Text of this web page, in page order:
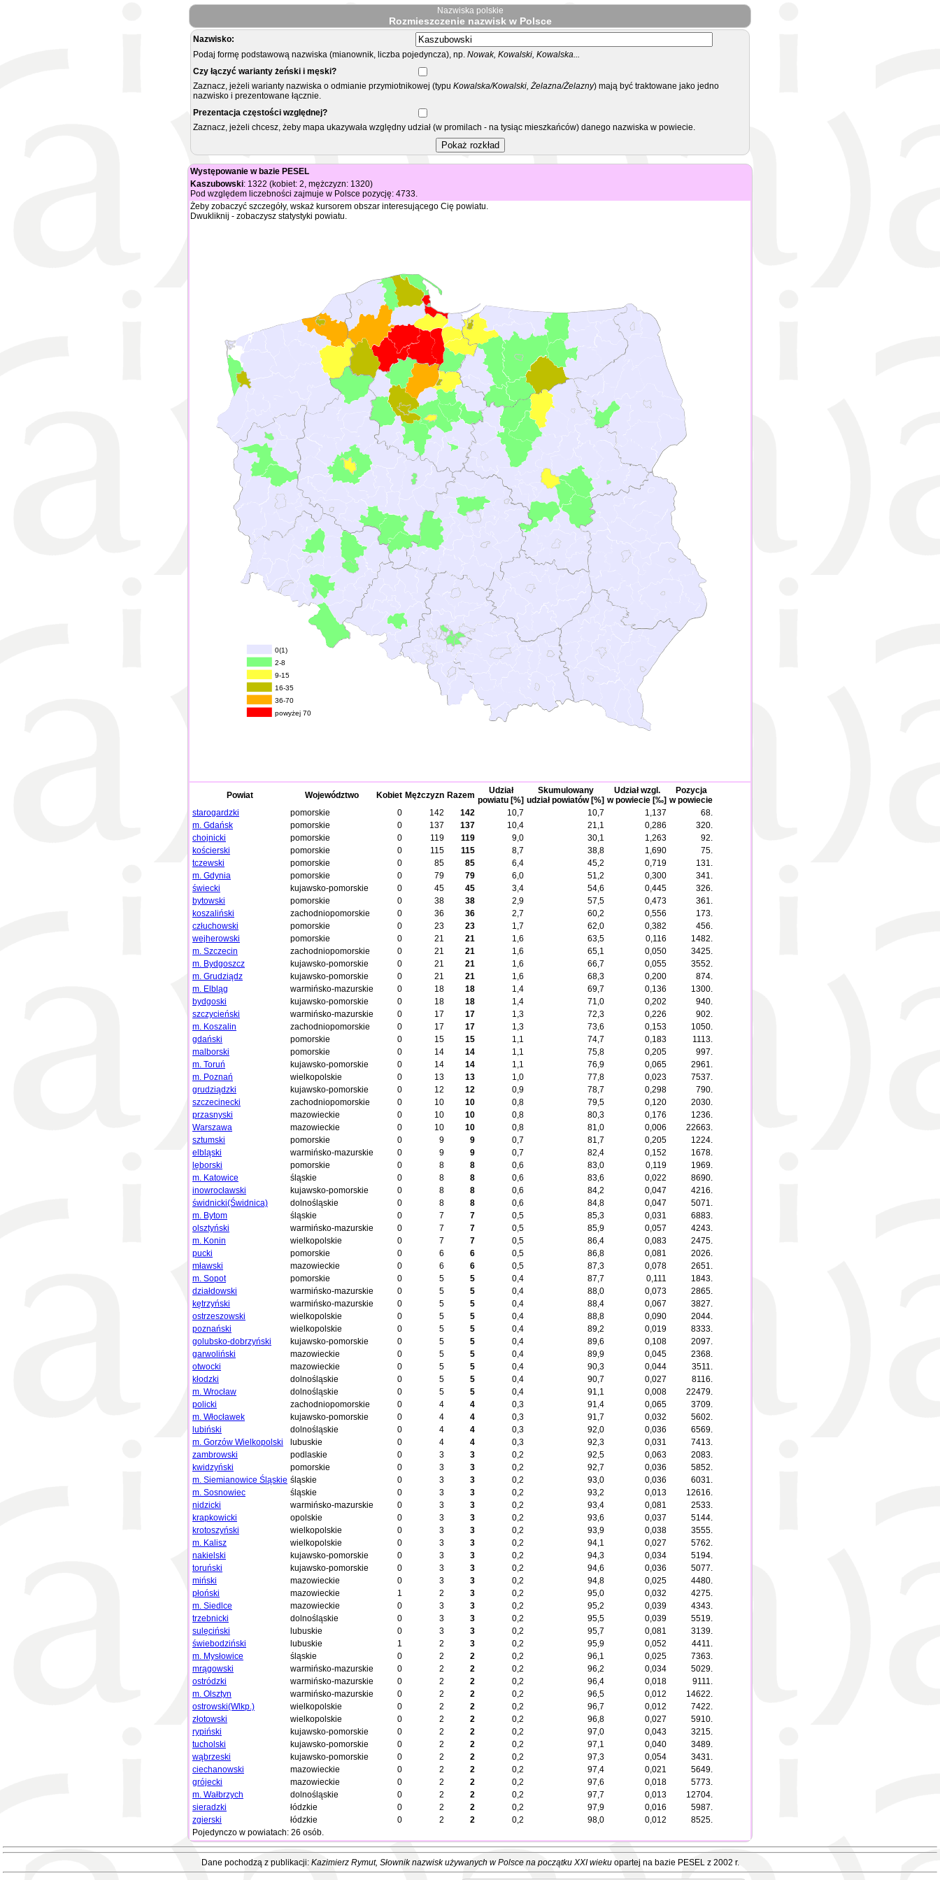
Nazwiska polskie
Rozmieszczenie nazwisk w Polsce
Nazwisko:
Podaj formę podstawową nazwiska (mianownik, liczba pojedyncza), np. Nowak, Kowalski, Kowalska...
Czy łączyć warianty żeński i męski?
Zaznacz, jeżeli warianty nazwiska o odmianie przymiotnikowej (typu Kowalska/Kowalski, Żelazna/Żelazny) mają być traktowane jako jedno
nazwisko i prezentowane łącznie.
Prezentacja częstości względnej?
Zaznacz, jeżeli chcesz, żeby mapa ukazywała względny udział (w promilach - na tysiąc mieszkańców) danego nazwiska w powiecie.
Występowanie w bazie PESEL
Kaszubowski: 1322 (kobiet: 2, mężczyzn: 1320)
Pod względem liczebności zajmuje w Polsce pozycję: 4733.
Żeby zobaczyć szczegóły, wskaż kursorem obszar interesującego Cię powiatu.
Dwukliknij - zobaczysz statystyki powiatu.
0(1)
2-8
9-15
16-35
36-70
powyżej 70
Powiat Województwo Kobiet Mężczyzn Razem
Udział
powiatu [%]
Skumulowany
udział powiatów [%]
Udział wzgl.
w powiecie [‰]
Pozycja
w powiecie
starogardzki
pomorskie 0 142 142 10,7 10,7 1,137
68.
m. Gdańsk
pomorskie 0 137 137 10,4 21,1 0,286
320.
chojnicki
pomorskie 0 119 119 9,0 30,1 1,263
92.
kościerski
pomorskie 0 115 115 8,7 38,8 1,690
75.
tczewski
pomorskie 0 85 85 6,4 45,2 0,719
131.
m. Gdynia
pomorskie 0 79 79 6,0 51,2 0,300
341.
świecki
kujawsko-pomorskie 0 45 45 3,4 54,6 0,445
326.
bytowski
pomorskie 0 38 38 2,9 57,5 0,473
361.
koszaliński
zachodniopomorskie 0 36 36 2,7 60,2 0,556
173.
człuchowski
pomorskie 0 23 23 1,7 62,0 0,382
456.
wejherowski
pomorskie 0 21 21 1,6 63,5 0,116
1482.
m. Szczecin
zachodniopomorskie 0 21 21 1,6 65,1 0,050
3425.
m. Bydgoszcz
kujawsko-pomorskie 0 21 21 1,6 66,7 0,055
3552.
m. Grudziądz
kujawsko-pomorskie 0 21 21 1,6 68,3 0,200
874.
m. Elbląg
warmińsko-mazurskie 0 18 18 1,4 69,7 0,136
1300.
bydgoski
kujawsko-pomorskie 0 18 18 1,4 71,0 0,202
940.
szczycieński
warmińsko-mazurskie 0 17 17 1,3 72,3 0,226
902.
m. Koszalin
zachodniopomorskie 0 17 17 1,3 73,6 0,153
1050.
gdański
pomorskie 0 15 15 1,1 74,7 0,183
1113.
malborski
pomorskie 0 14 14 1,1 75,8 0,205
997.
m. Toruń
kujawsko-pomorskie 0 14 14 1,1 76,9 0,065
2961.
m. Poznań
wielkopolskie 0 13 13 1,0 77,8 0,023
7537.
grudziądzki
kujawsko-pomorskie 0 12 12 0,9 78,7 0,298
790.
szczecinecki
zachodniopomorskie 0 10 10 0,8 79,5 0,120
2030.
przasnyski
mazowieckie 0 10 10 0,8 80,3 0,176
1236.
Warszawa
mazowieckie 0 10 10 0,8 81,0 0,006
22663.
sztumski
pomorskie 0 9 9 0,7 81,7 0,205
1224.
elbląski
warmińsko-mazurskie 0 9 9 0,7 82,4 0,152
1678.
lęborski
pomorskie 0 8 8 0,6 83,0 0,119
1969.
m. Katowice
śląskie 0 8 8 0,6 83,6 0,022
8690.
inowrocławski
kujawsko-pomorskie 0 8 8 0,6 84,2 0,047
4216.
świdnicki(Świdnica)
dolnośląskie 0 8 8 0,6 84,8 0,047
5071.
m. Bytom
śląskie 0 7 7 0,5 85,3 0,031
6883.
olsztyński
warmińsko-mazurskie 0 7 7 0,5 85,9 0,057
4243.
m. Konin
wielkopolskie 0 7 7 0,5 86,4 0,083
2475.
pucki
pomorskie 0 6 6 0,5 86,8 0,081
2026.
mławski
mazowieckie 0 6 6 0,5 87,3 0,078
2651.
m. Sopot
pomorskie 0 5 5 0,4 87,7 0,111
1843.
działdowski
warmińsko-mazurskie 0 5 5 0,4 88,0 0,073
2865.
kętrzyński
warmińsko-mazurskie 0 5 5 0,4 88,4 0,067
3827.
ostrzeszowski
wielkopolskie 0 5 5 0,4 88,8 0,090
2044.
poznański
wielkopolskie 0 5 5 0,4 89,2 0,019
8333.
golubsko-dobrzyński
kujawsko-pomorskie 0 5 5 0,4 89,6 0,108
2097.
garwoliński
mazowieckie 0 5 5 0,4 89,9 0,045
2368.
otwocki
mazowieckie 0 5 5 0,4 90,3 0,044
3511.
kłodzki
dolnośląskie 0 5 5 0,4 90,7 0,027
8116.
m. Wrocław
dolnośląskie 0 5 5 0,4 91,1 0,008
22479.
policki
zachodniopomorskie 0 4 4 0,3 91,4 0,065
3709.
m. Włocławek
kujawsko-pomorskie 0 4 4 0,3 91,7 0,032
5602.
lubiński
dolnośląskie 0 4 4 0,3 92,0 0,036
6569.
m. Gorzów Wielkopolski
lubuskie 0 4 4 0,3 92,3 0,031
7413.
zambrowski
podlaskie 0 3 3 0,2 92,5 0,063
2083.
kwidzyński
pomorskie 0 3 3 0,2 92,7 0,036
5852.
m. Siemianowice Śląskie śląskie 0 3 3 0,2 93,0 0,036
6031.
m. Sosnowiec
śląskie 0 3 3 0,2 93,2 0,013
12616.
nidzicki
warmińsko-mazurskie 0 3 3 0,2 93,4 0,081
2533.
krapkowicki
opolskie 0 3 3 0,2 93,6 0,037
5144.
krotoszyński
wielkopolskie 0 3 3 0,2 93,9 0,038
3555.
m. Kalisz
wielkopolskie 0 3 3 0,2 94,1 0,027
5762.
nakielski
kujawsko-pomorskie 0 3 3 0,2 94,3 0,034
5194.
toruński
kujawsko-pomorskie 0 3 3 0,2 94,6 0,036
5077.
miński
mazowieckie 0 3 3 0,2 94,8 0,025
4480.
płoński
mazowieckie 1 2 3 0,2 95,0 0,032
4275.
m. Siedlce
mazowieckie 0 3 3 0,2 95,2 0,039
4343.
trzebnicki
dolnośląskie 0 3 3 0,2 95,5 0,039
5519.
sulęciński
lubuskie 0 3 3 0,2 95,7 0,081
3139.
świebodziński
lubuskie 1 2 3 0,2 95,9 0,052
4411.
m. Mysłowice
śląskie 0 2 2 0,2 96,1 0,025
7363.
mrągowski
warmińsko-mazurskie 0 2 2 0,2 96,2 0,034
5029.
ostródzki
warmińsko-mazurskie 0 2 2 0,2 96,4 0,018
9111.
m. Olsztyn
warmińsko-mazurskie 0 2 2 0,2 96,5 0,012
14622.
ostrowski(Wlkp.)
wielkopolskie 0 2 2 0,2 96,7 0,012
7422.
złotowski
wielkopolskie 0 2 2 0,2 96,8 0,027
5910.
rypiński
kujawsko-pomorskie 0 2 2 0,2 97,0 0,043
3215.
tucholski
kujawsko-pomorskie 0 2 2 0,2 97,1 0,040
3489.
wąbrzeski
kujawsko-pomorskie 0 2 2 0,2 97,3 0,054
3431.
ciechanowski
mazowieckie 0 2 2 0,2 97,4 0,021
5649.
grójecki
mazowieckie 0 2 2 0,2 97,6 0,018
5773.
m. Wałbrzych
dolnośląskie 0 2 2 0,2 97,7 0,013
12704.
sieradzki
łódzkie 0 2 2 0,2 97,9 0,016
5987.
zgierski
łódzkie 0 2 2 0,2 98,0 0,012
8525.
Pojedynczo w powiatach: 26 osób.
Dane pochodzą z publikacji: Kazimierz Rymut, Słownik nazwisk używanych w Polsce na początku XXI wiekuopartej na bazie PESEL z 2002 r.